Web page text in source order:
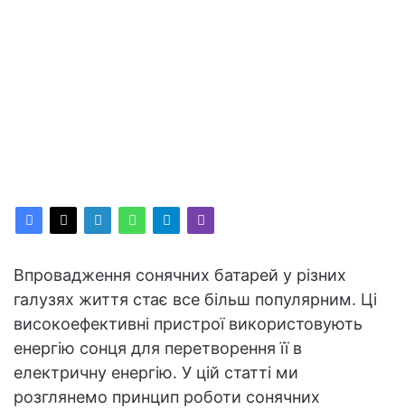
Впровадження сонячних батарей у різних
галузях життя стає все більш популярним. Ці
високоефективні пристрої використовують
енергію сонця для перетворення її в
електричну енергію. У цій статті ми
розглянемо принцип роботи сонячних